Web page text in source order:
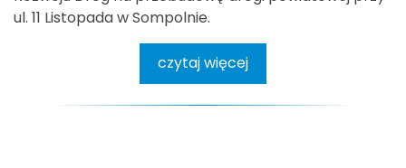
ul. 11 Listopada w Sompolnie.
czytaj więcej